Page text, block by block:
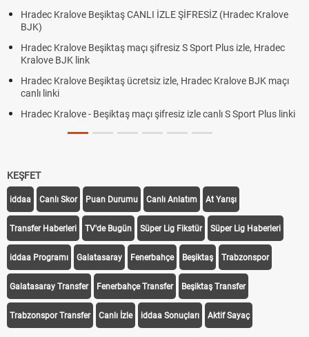
Hradec Kralove Beşiktaş CANLI İZLE ŞİFRESİZ (Hradec Kralove
BJK)
Hradec Kralove Beşiktaş maçı şifresiz S Sport Plus izle, Hradec
Kralove BJK link
Hradec Kralove Beşiktaş ücretsiz izle, Hradec Kralove BJK maçı
canlı linki
Hradec Kralove - Beşiktaş maçı şifresiz izle canlı S Sport Plus linki
KEŞFET
iddaa Canlı Skor Puan Durumu Canlı Anlatım At Yarışı
Transfer Haberleri TV'de Bugün Süper Lig Fikstür Süper Lig Haberleri
iddaa Programı Galatasaray Fenerbahçe Beşiktaş Trabzonspor
Galatasaray Transfer Fenerbahçe Transfer Beşiktaş Transfer
Trabzonspor Transfer Canlı İzle iddaa Sonuçları Aktif Sayaç